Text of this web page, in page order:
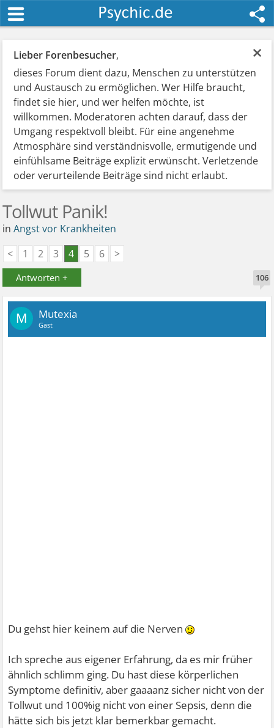
×
Lieber Forenbesucher,
dieses Forum dient dazu, Menschen zu unterstützen
und Austausch zu ermöglichen. Wer Hilfe braucht,
findet sie hier, und wer helfen möchte, ist
willkommen. Moderatoren achten darauf, dass der
Umgang respektvoll bleibt. Für eine angenehme
Atmosphäre sind verständnisvolle, ermutigende und
einfühlsame Beiträge explizit erwünscht. Verletzende
oder verurteilende Beiträge sind nicht erlaubt.
Tollwut Panik!
inAngst vor Krankheiten
<
1 2 3 4 5 6 >
Antworten + 106
M Mutexia
Gast
Du gehst hier keinem auf die Nerven
Ich spreche aus eigener Erfahrung, da es mir früher
ähnlich schlimm ging. Du hast diese körperlichen
Symptome definitiv, aber gaaaanz sicher nicht von der
Tollwut und 100%ig nicht von einer Sepsis, denn die
hätte sich bis jetzt klar bemerkbar gemacht.